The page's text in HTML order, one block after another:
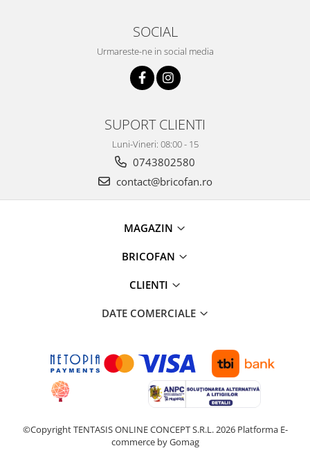
Decoratiuni luminoase exterioare &
Instalatii Craciun 220V
Instalatii liniare si role de furtun
luminos
Turturi/Franjuri 220V
Diverse pentru casa si camping
Feronerie
Balamale si zavoare
SOCIAL
Urmareste-ne in social media
SUPORT CLIENTI
Luni-Vineri: 08:00 - 15
0743802580
contact@bricofan.ro
MAGAZIN
BRICOFAN
CLIENTI
DATE COMERCIALE
©Copyright TENTASIS ONLINE CONCEPT S.R.L. 2026 Platforma E-
commerce by Gomag